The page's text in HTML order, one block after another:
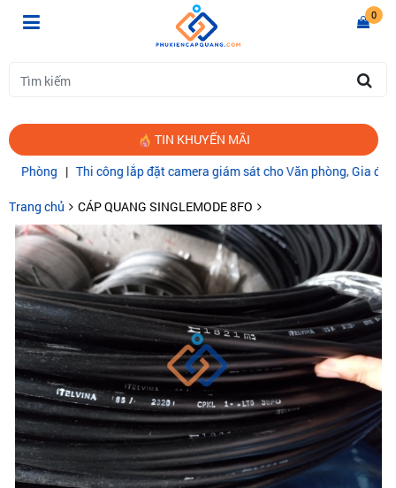
0
TIN KHUYẾN MÃI
|Thi công lắp đặt camera giám sát cho Văn phòng, Gia đình|
Trang chủ CÁP QUANG SINGLEMODE 8FO